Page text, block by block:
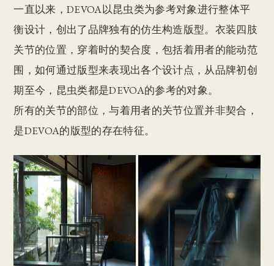
一直以来，DEVOA以昆虫类为参考对象进行整体平
衡设计，创出了品牌独有的仿生构造版型。衣装四肢
关节的位置，穿着时的契合度，包括着用者的能动范
围，如何通过版型来表现出各个设计点，从品牌初创
期至今，昆虫类都是DEVOA的参考的对象。
所有的关节的部位，与着用者的关节位置并非契合，
是DEVOA的版型的存在特征。